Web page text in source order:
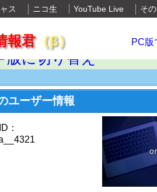
ス ニコ生 YouTube Live そ
報君（β） PC版
版に切り替え
ユーザー情報
：